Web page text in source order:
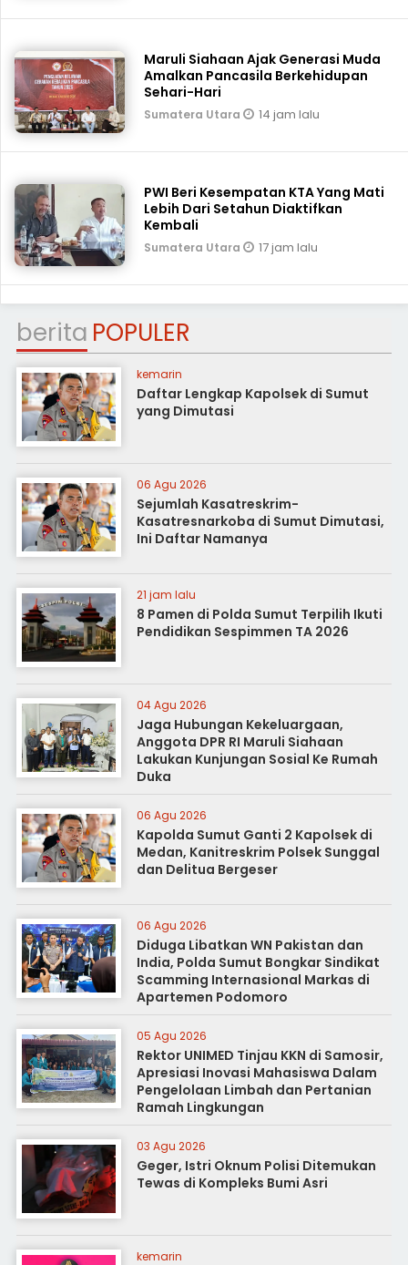
Maruli Siahaan Ajak Generasi Muda
Amalkan Pancasila Berkehidupan
Sehari-Hari
Sumatera Utara 14 jam lalu
PWI Beri Kesempatan KTA Yang Mati
Lebih Dari Setahun Diaktifkan
Kembali
Sumatera Utara 17 jam lalu
berita POPULER
kemarin
Daftar Lengkap Kapolsek di Sumut
yang Dimutasi
06 Agu 2026
Sejumlah Kasatreskrim-
Kasatresnarkoba di Sumut Dimutasi,
Ini Daftar Namanya
21 jam lalu
8 Pamen di Polda Sumut Terpilih Ikuti
Pendidikan Sespimmen TA 2026
04 Agu 2026
Jaga Hubungan Kekeluargaan,
Anggota DPR RI Maruli Siahaan
Lakukan Kunjungan Sosial Ke Rumah
Duka
06 Agu 2026
Kapolda Sumut Ganti 2 Kapolsek di
Medan, Kanitreskrim Polsek Sunggal
dan Delitua Bergeser
06 Agu 2026
Diduga Libatkan WN Pakistan dan
India, Polda Sumut Bongkar Sindikat
Scamming Internasional Markas di
Apartemen Podomoro
05 Agu 2026
Rektor UNIMED Tinjau KKN di Samosir,
Apresiasi Inovasi Mahasiswa Dalam
Pengelolaan Limbah dan Pertanian
Ramah Lingkungan
03 Agu 2026
Geger, Istri Oknum Polisi Ditemukan
Tewas di Kompleks Bumi Asri
kemarin